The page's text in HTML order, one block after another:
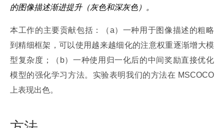
的图像描述渐进提升（灰色和深灰色）。
本工作的主要贡献包括：（a）一种用于图像描述的粗略
到精细框架，可以使用越来越细化的注意权重逐渐增大模
型复杂度；（b）一种使用归一化后的中间奖励直接优化
模型的强化学习方法。实验表明我们的方法在 MSCOCO
上表现出色。